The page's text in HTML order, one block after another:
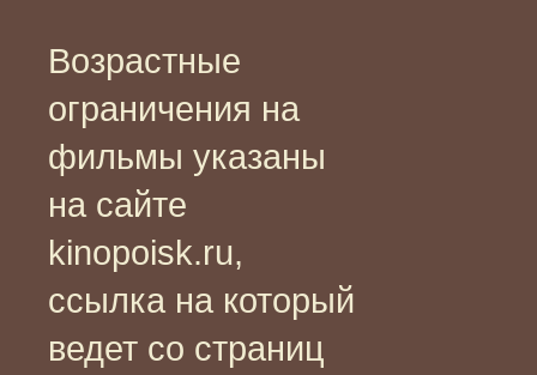
Возрастные
ограничения на
фильмы указаны
на сайте
kinopoisk.ru,
ссылка на который
ведет со страниц